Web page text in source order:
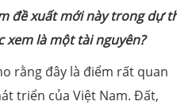
đề xuất mới này trong dự
xem là một tài nguyên?
rằng đây là điểm rất quan
triển của Việt Nam. Đất,